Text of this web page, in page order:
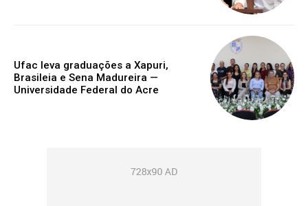
Ufac leva graduações a Xapuri,
Brasileia e Sena Madureira —
Universidade Federal do Acre